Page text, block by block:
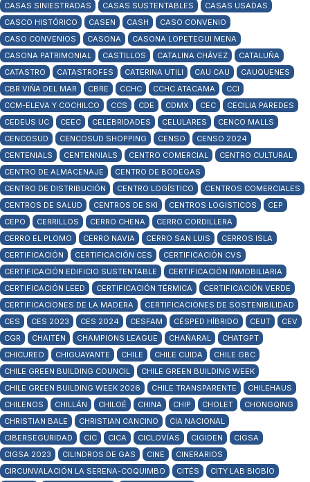
CASAS SINIESTRADAS
CASAS SUSTENTABLES
CASAS USADAS
CASCO HISTÓRICO
CASEN CASH
CASO CONVENIO
CASO CONVENIOS
CASONA
CASONA LOPETEGUI MENA
CASONA PATRIMONIAL
CASTILLOS CATALINA CHÁVEZ
CATALUÑA
CATASTRO
CATASTROFES CATERINA UTILI CAU CAU
CAUQUENES
CBR VIÑA DEL MAR
CBRE CCHC CCHC ATACAMA
CCI
CCM-ELEVA Y COCHILCO
CCS CDE CDMX CEC
CECILIA PAREDES
CEDEUS UC
CEEC CELEBRIDADES CELULARES
CENCO MALLS
CENCOSUD
CENCOSUD SHOPPING CENSO
CENSO 2024
CENTENIALS
CENTENNIALS CENTRO COMERCIAL
CENTRO CULTURAL
CENTRO DE ALMACENAJE
CENTRO DE BODEGAS
CENTRO DE DISTRIBUCIÓN
CENTRO LOGÍSTICO
CENTROS COMERCIALES
CENTROS DE SALUD
CENTROS DE SKI CENTROS LOGISTICOS
CEP
CEPO
CERRILLOS CERRO CHENA
CERRO CORDILLERA
CERRO EL PLOMO
CERRO NAVIA CERRO SAN LUIS
CERROS ISLA
CERTIFICACIÓN
CERTIFICACIÓN CES
CERTIFICACIÓN CVS
CERTIFICACIÓN EDIFICIO SUSTENTABLE
CERTIFICACIÓN INMOBILIARIA
CERTIFICACIÓN LEED
CERTIFICACIÓN TÉRMICA
CERTIFICACIÓN VERDE
CERTIFICACIONES DE LA MADERA
CERTIFICACIONES DE SOSTENIBILIDAD
CES
CES 2023 CES 2024 CESFAM CÉSPED HÍBRIDO CEUT
CEV
CGR
CHAITÉN CHAMPIONS LEAGUE CHAÑARAL
CHATGPT
CHICUREO
CHIGUAYANTE CHILE CHILE CUIDA
CHILE GBC
CHILE GREEN BUILDING COUNCIL
CHILE GREEN BUILDING WEEK
CHILE GREEN BUILDING WEEK 2026
CHILE TRANSPARENTE
CHILEHAUS
CHILENOS
CHILLÁN CHILOÉ CHINA CHIP CHOLET
CHONGQING
CHRISTIAN BALE
CHRISTIAN CANCINO
CIA NACIONAL
CIBERSEGURIDAD
CIC CICA CICLOVÍAS CIGIDEN
CIGSA
CIGSA 2023
CILINDROS DE GAS CINE
CINERARIOS
CIRCUNVALACIÓN LA SERENA-COQUIMBO
CITÉS
CITY LAB BIOBÍO